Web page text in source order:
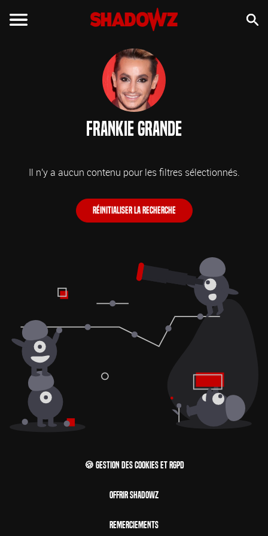
Frankie Grande
Il n'y a aucun contenu pour les filtres sélectionnés.
Réinitialiser la recherche
🍪 Gestion des cookies et RGPD
Offrir Shadowz
Remerciements